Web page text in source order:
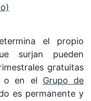
el propio
surjan pueden
gratuitas
en el Grupo de
es permanente y